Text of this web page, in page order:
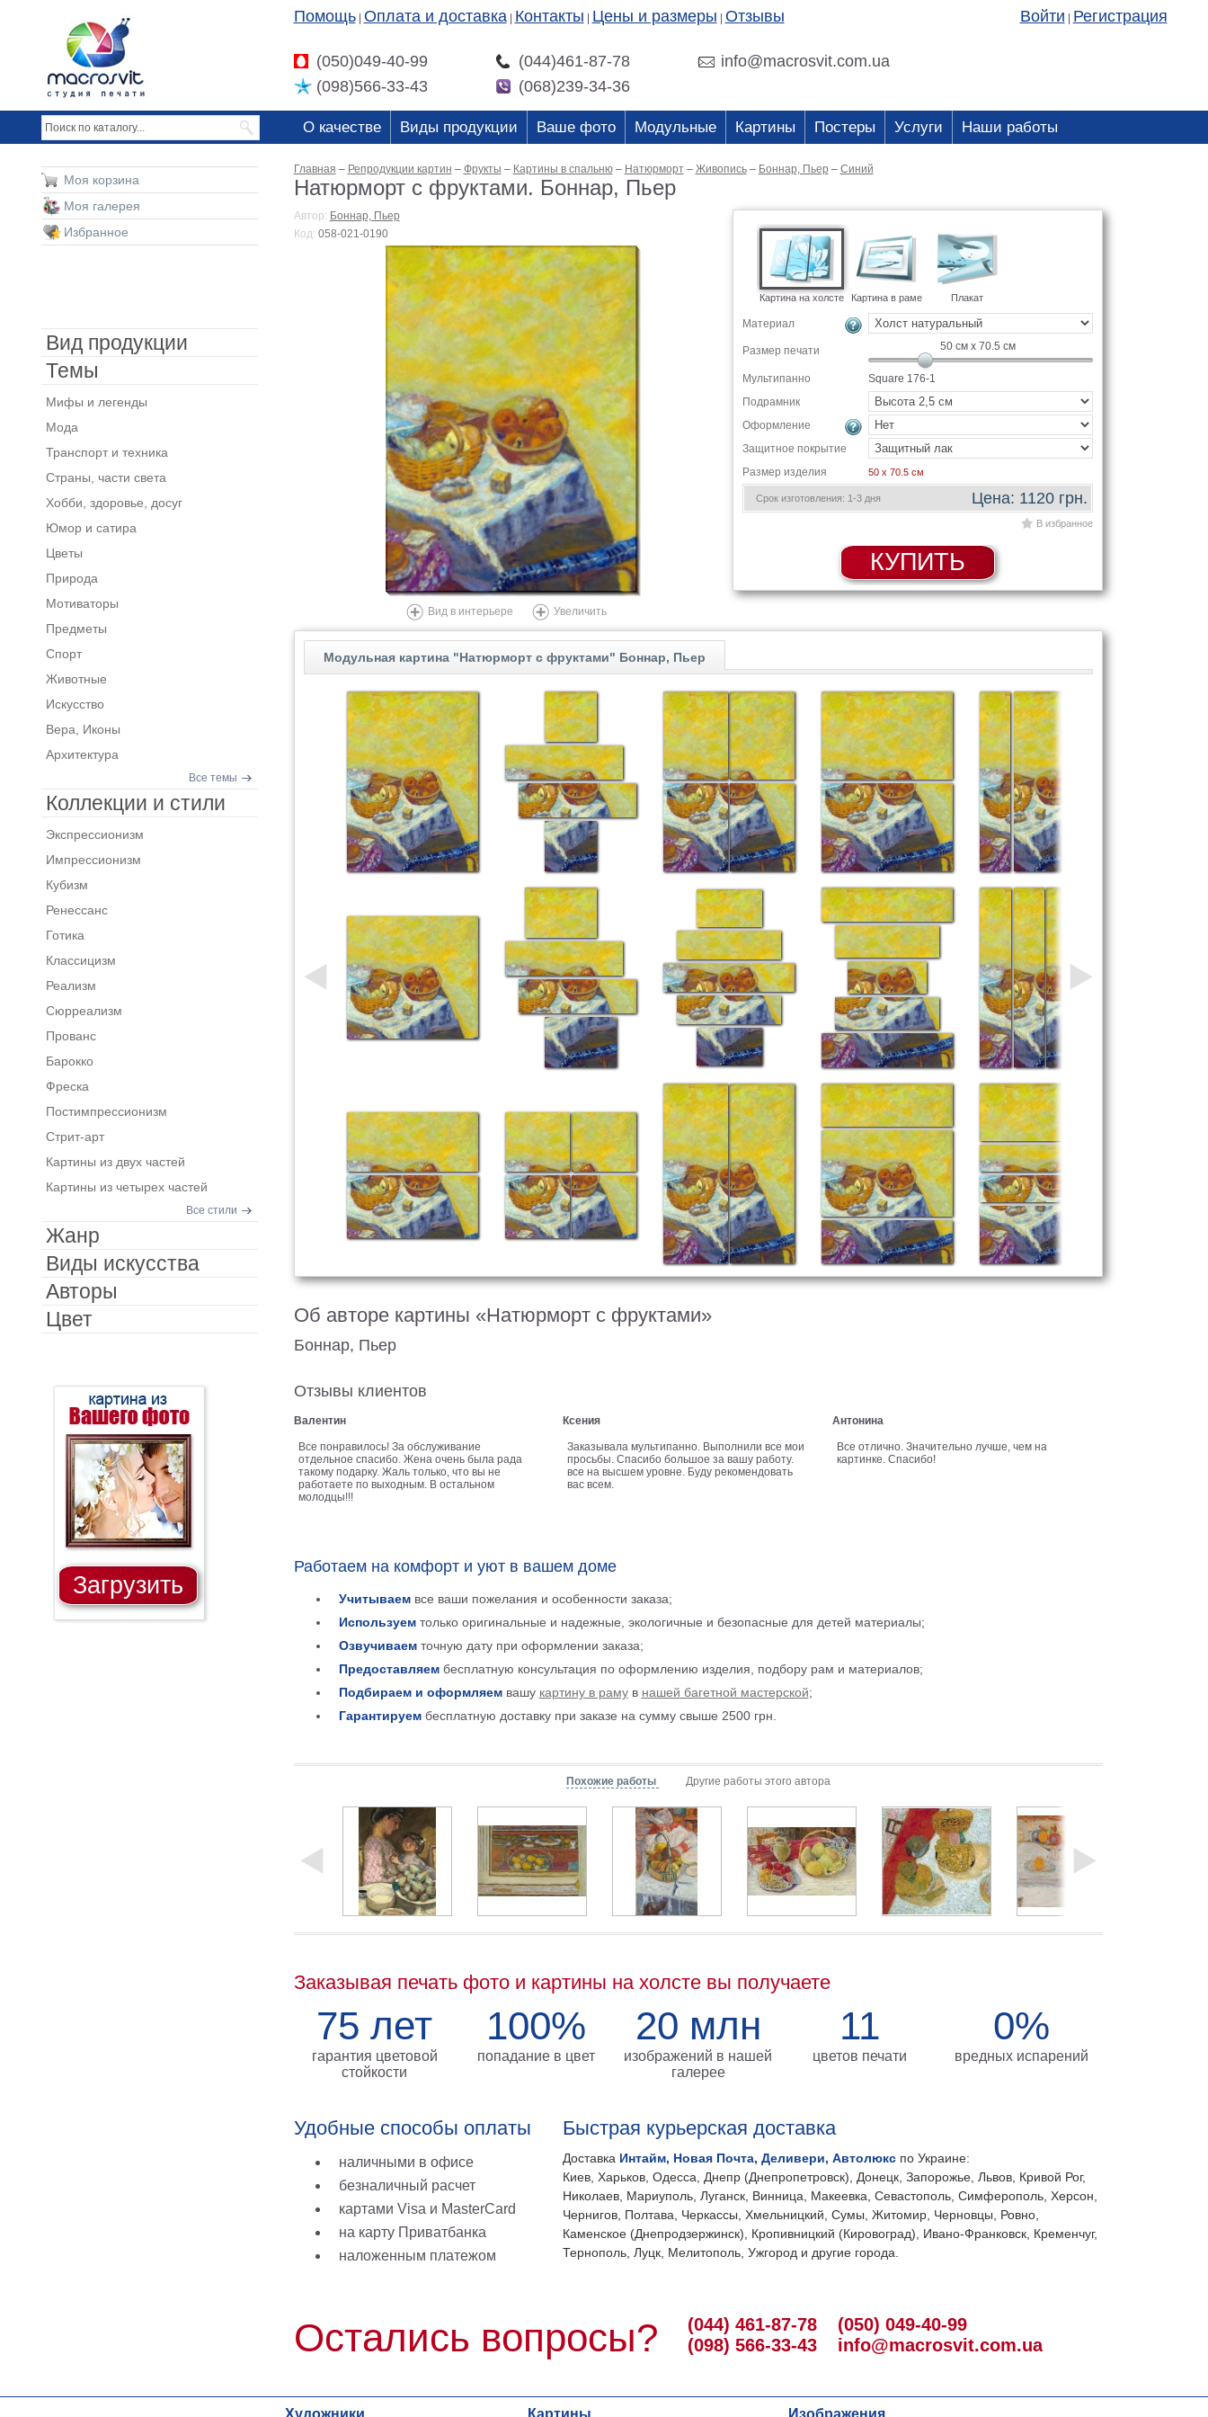
Помощь Оплата и доставка Контакты Цены и размеры Отзывы Войти Регистрация
(050)049-40-99 (044)461-87-78
info@macrosvit.com.ua
(098)566-33-43
(068)239-34-36
О качестве Виды продукции Ваше фото Модульные Картины Постеры Услуги Наши работы
Главная – Репродукции картин – Фрукты – Картины в спальню – Натюрморт – Живопись – Боннар, Пьер – Синий
Натюрморт с фруктами. Боннар, Пьер
Автор: Боннар, Пьер
Код: 058-021-0190
Вид в интерьере Увеличить
Картина на холсте Картина в раме Плакат
Материал
Размер печати 50см x 70.5 см
Мультипанно
Square 176-1
Подрамник
Оформление
Защитное покрытие
Размер изделия
50 x 70.5 см
Срок изготовления: 1-3 дня Цена: 1120 грн.
В избранное
КУПИТЬ
Модульная картина "Натюрморт с фруктами" Боннар, Пьер
Об авторе картины «Натюрморт с фруктами»
Боннар, Пьер
Отзывы клиентов
Валентин
Все понравилось! За обслуживание
отдельное спасибо. Жена очень была рада
такому подарку. Жаль только, что вы не
работаете по выходным. В остальном
молодцы!!!
Ксения
Заказывала мультипанно. Выполнили все мои
просьбы. Спасибо большое за вашу работу.
все на высшем уровне. Буду рекомендовать
вас всем.
Антонина
Все отлично. Значительно лучше, чем на
картинке. Спасибо!
Работаем на комфорт и уют в вашем доме
Учитываемвсе ваши пожелания и особенности заказа;
Используемтолько оригинальные и надежные, экологичные и безопасные для детей материалы;
Озвучиваемточную дату при оформлении заказа;
Предоставляембесплатную консультация по оформлению изделия, подбору рам и материалов;
Подбираем и оформляемвашу картину в рамув нашей багетной мастерской;
Гарантируембесплатную доставку при заказе на сумму свыше 2500 грн.
Похожие работы Другие работы этого автора
Заказывая печать фото и картины на холсте вы получаете
75 лет
гарантия цветовой
стойкости
100%
попадание в цвет
20 млн
изображений в нашей
галерее
11
цветов печати
0%
вредных испарений
Удобные способы оплаты
наличными в офисе
безналичный расчет
картами Visa и MasterCard
на карту Приватбанка
наложенным платежом
Быстрая курьерская доставка
Доставка Интайм, Новая Почта, Деливери, Автолюкс по Украине:
Киев, Харьков, Одесса, Днепр (Днепропетровск), Донецк, Запорожье, Львов, Кривой Рог,
Николаев, Мариуполь, Луганск, Винница, Макеевка, Севастополь, Симферополь, Херсон,
Чернигов, Полтава, Черкассы, Хмельницкий, Сумы, Житомир, Черновцы, Ровно,
Каменское (Днепродзержинск), Кропивницкий (Кировоград), Ивано-Франковск, Кременчуг,
Тернополь, Луцк, Мелитополь, Ужгород и другие города.
Остались вопросы?
(044) 461-87-78
(098) 566-33-43
(050) 049-40-99
info@macrosvit.com.ua
Моя корзина
Моя галерея
Избранное
Вид продукции
Темы
Мифы и легенды
Мода
Транспорт и техника
Страны, части света
Хобби, здоровье, досуг
Юмор и сатира
Цветы
Природа
Мотиваторы
Предметы
Спорт
Животные
Искусство
Вера, Иконы
Архитектура
Все темы
Коллекции и стили
Экспрессионизм
Импрессионизм
Кубизм
Ренессанс
Готика
Классицизм
Реализм
Сюрреализм
Прованс
Барокко
Фреска
Постимпрессионизм
Стрит-арт
Картины из двух частей
Картины из четырех частей
Все стили
Жанр
Виды искусства
Авторы
Цвет
Загрузить
Художники Картины Изображения